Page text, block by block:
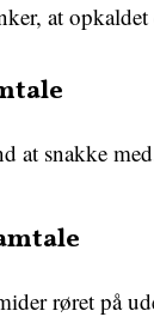
at
at snakke
røret på